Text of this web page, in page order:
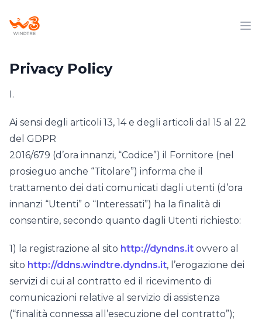
Privacy Policy
I.
Ai sensi degli articoli 13, 14 e degli articoli dal 15 al 22
del GDPR
2016/679 (d’ora innanzi, “Codice”) il Fornitore (nel
prosieguo anche “Titolare”) informa che il
trattamento dei dati comunicati dagli utenti (d’ora
innanzi “Utenti” o “Interessati”) ha la finalità di
consentire, secondo quanto dagli Utenti richiesto:
1) la registrazione al sito http://dyndns.it ovvero al
sito http://ddns.windtre.dyndns.it, l’erogazione dei
servizi di cui al contratto ed il ricevimento di
comunicazioni relative al servizio di assistenza
(“finalità connessa all’esecuzione del contratto”);